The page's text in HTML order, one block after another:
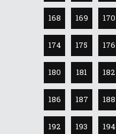
168 169 170
174 175 176
180 181 182
186 187 188
192 193 194